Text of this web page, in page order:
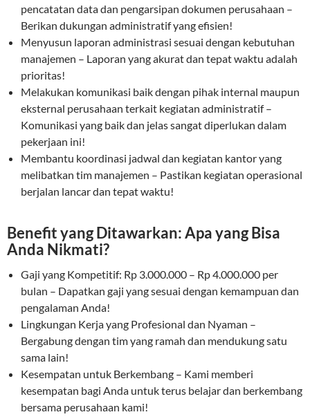
pencatatan data dan pengarsipan dokumen perusahaan –
Berikan dukungan administratif yang efisien!
Menyusun laporan administrasi sesuai dengan kebutuhan
manajemen – Laporan yang akurat dan tepat waktu adalah
prioritas!
Melakukan komunikasi baik dengan pihak internal maupun
eksternal perusahaan terkait kegiatan administratif –
Komunikasi yang baik dan jelas sangat diperlukan dalam
pekerjaan ini!
Membantu koordinasi jadwal dan kegiatan kantor yang
melibatkan tim manajemen – Pastikan kegiatan operasional
berjalan lancar dan tepat waktu!
Benefit yang Ditawarkan: Apa yang Bisa
Anda Nikmati?
Gaji yang Kompetitif: Rp 3.000.000 – Rp 4.000.000 per
bulan – Dapatkan gaji yang sesuai dengan kemampuan dan
pengalaman Anda!
Lingkungan Kerja yang Profesional dan Nyaman –
Bergabung dengan tim yang ramah dan mendukung satu
sama lain!
Kesempatan untuk Berkembang – Kami memberi
kesempatan bagi Anda untuk terus belajar dan berkembang
bersama perusahaan kami!